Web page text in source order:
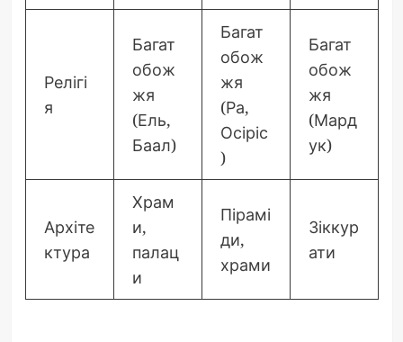
Релігі
я
Багат
обож
жя
(Ель,
Баал)
Багат
обож
жя
(Ра,
Осіріс
)
Багат
обож
жя
(Мард
ук)
Архіте
ктура
Храм
и,
палац
и
Пірамі
ди,
храми
Зіккур
ати